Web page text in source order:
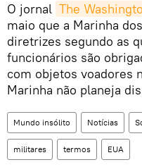
O jornal The
maio que a Marinha
diretrizes segundo as
funcionários são
com objetos voadores
Marinha não planeja
Mundo insólito Notícias
militares termos EUA